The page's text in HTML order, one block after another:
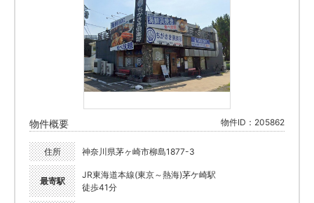
物件概要 物件ID：205862
住所 神奈川県茅ヶ崎市柳島1877-3
最寄駅
JR東海道本線(東京～熱海)茅ケ崎駅
徒歩41分